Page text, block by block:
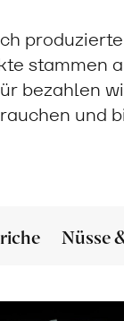
stammen
bezahlen
und
Nüsse